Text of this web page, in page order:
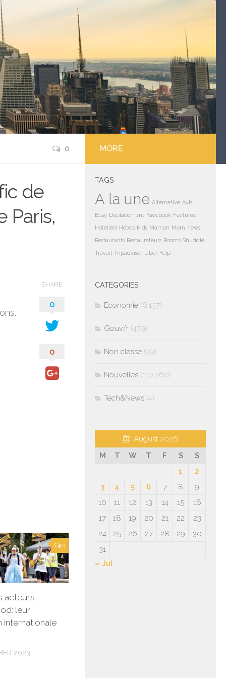
0
de
Paris,
SHARE
0
0
0
acteurs
leur
internationale
2023
MORE
TAGS
A la une Alternative Avis
Busy Deplacement Facebook Featured
Hoteliers Hotels Kids Maman Mom news
Restaurants Restaurateurs Rooms Shuddle
Travail Tripadvisor Uber Yelp
CATEGORIES
Economie (6,137)
Gouv.fr (479)
Non classé (29)
Nouvelles (110,260)
Tech&News (4)
August 2026
M
T W T F S
S
1
2
3
4 5 6 7 8
9
10
11 12 13 14 15
16
17
18 19 20 21 22
23
24
25 26 27 28 29
30
31
« Jul